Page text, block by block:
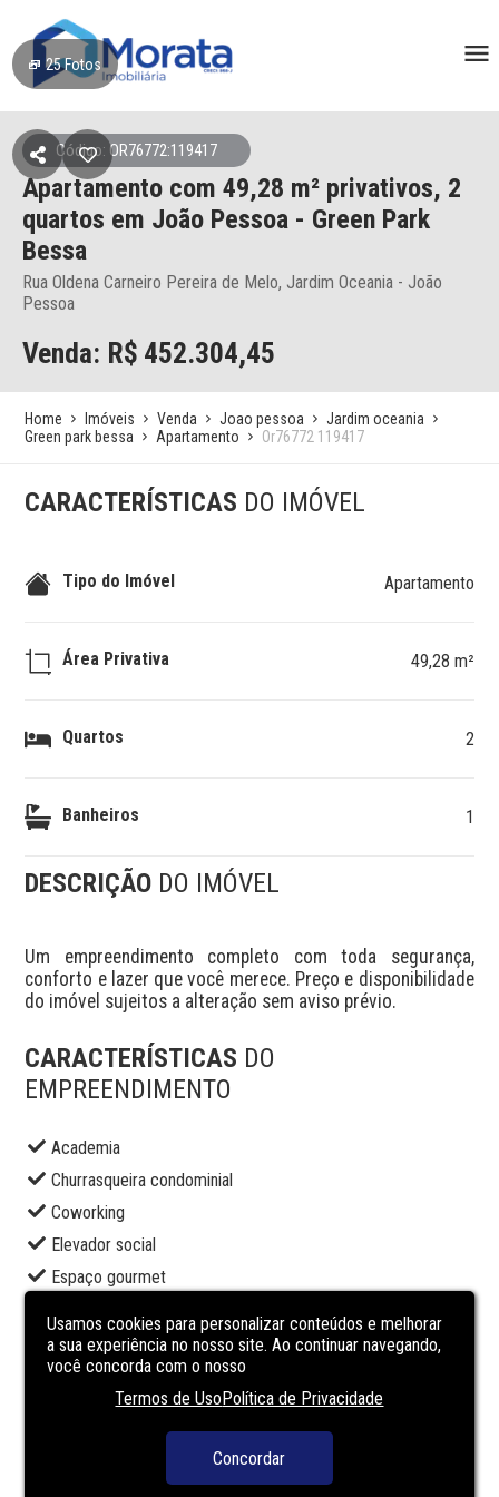
25Fotos
Código: OR76772:119417
Apartamento com 49,28 m² privativos, 2
quartos em João Pessoa - Green Park
Bessa
Rua Oldena Carneiro Pereira de Melo, Jardim Oceania - João
Pessoa
Venda: R$ 452.304,45
Home Imóveis Venda Joao pessoa
Jardim oceania
Green park bessa
Apartamento Or76772 119417
CARACTERÍSTICAS DO IMÓVEL
Tipo do Imóvel Apartamento
Área Privativa 49,28 m²
Quartos 2
Banheiros 1
DESCRIÇÃO DO IMÓVEL
Um empreendimento completo com toda segurança,
conforto e lazer que você merece. Preço e disponibilidade
do imóvel sujeitos a alteração sem aviso prévio.
CARACTERÍSTICAS DO
EMPREENDIMENTO
Academia
Churrasqueira condominial
Coworking
Elevador social
Espaço gourmet
Market
Pet place
Usamos cookies para personalizar conteúdos e melhorar
a sua experiência no nosso site. Ao continuar navegando,
você concorda com o nosso
Termos de UsoPolítica de Privacidade
Concordar